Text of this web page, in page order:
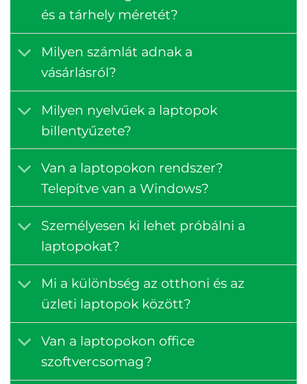
és a tárhely méretét?
Milyen számlát adnak a
vásárlásról?
Milyen nyelvűek a laptopok
billentyűzete?
Van a laptopokon rendszer?
Telepítve van a Windows?
Személyesen ki lehet próbálni a
laptopokat?
Mi a különbség az otthoni és az
üzleti laptopok között?
Van a laptopokon office
szoftvercsomag?